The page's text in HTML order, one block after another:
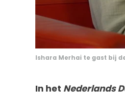
Ishara Merhai te gast bij
In het Nederlands